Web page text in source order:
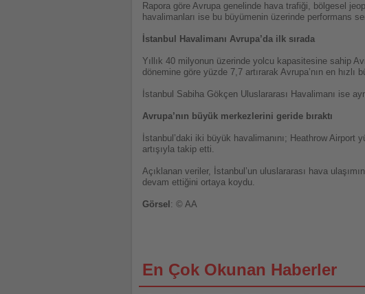
Rapora göre Avrupa genelinde hava trafiği, bölgesel
havalimanları ise bu büyümenin üzerinde performans
İstanbul Havalimanı Avrupa’da ilk sırada
Yıllık 40 milyonun üzerinde yolcu kapasitesine sahip
dönemine göre yüzde 7,7 artırarak Avrupa’nın en hızlı
İstanbul Sabiha Gökçen Uluslararası Havalimanı ise
Avrupa’nın büyük merkezlerini geride bıraktı
İstanbul’daki iki büyük havalimanını; Heathrow
artışıyla takip etti.
Açıklanan veriler, İstanbul’un uluslararası hava
devam ettiğini ortaya koydu.
Görsel : © AA
En Çok Okunan Haberler